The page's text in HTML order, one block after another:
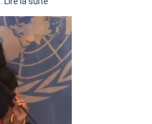
Tegnér
exulte
« Zemmour
a
tout